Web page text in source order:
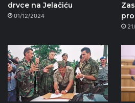
drvce na Jelačiću
01/12/2024